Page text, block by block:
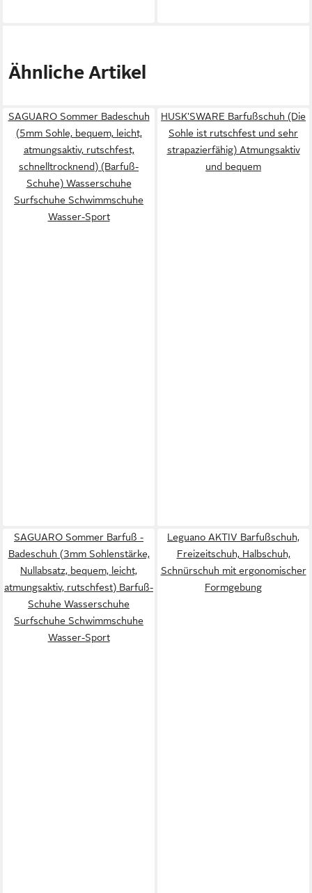
Ähnliche Artikel
SAGUARO Sommer Badeschuh
(5mm Sohle, bequem, leicht,
atmungsaktiv, rutschfest,
schnelltrocknend) (Barfuß-
Schuhe) Wasserschuhe
Surfschuhe Schwimmschuhe
Wasser-Sport
HUSK'SWARE Barfußschuh (Die
Sohle ist rutschfest und sehr
strapazierfähig) Atmungsaktiv
und bequem
SAGUARO Sommer Barfuß -
Badeschuh (3mm Sohlenstärke,
Nullabsatz, bequem, leicht,
atmungsaktiv, rutschfest) Barfuß-
Schuhe Wasserschuhe
Surfschuhe Schwimmschuhe
Wasser-Sport
Leguano AKTIV Barfußschuh,
Freizeitschuh, Halbschuh,
Schnürschuh mit ergonomischer
Formgebung